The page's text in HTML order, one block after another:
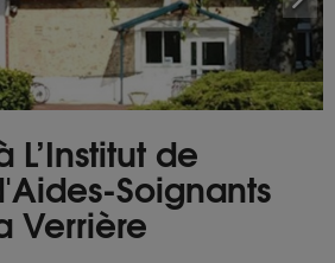
de
Soignants
Verrière